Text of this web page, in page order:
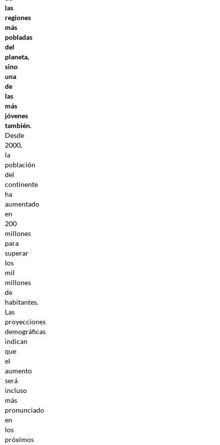
las
regiones
más
pobladas
del
planeta,
sino
una
de
las
más
jóvenes
también.
Desde
2000,
la
población
del
continente
ha
aumentado
en
200
millones
para
superar
los
mil
millones
de
habitantes.
Las
proyecciones
demográficas
indican
que
el
aumento
será
incluso
más
pronunciado
en
los
próximos